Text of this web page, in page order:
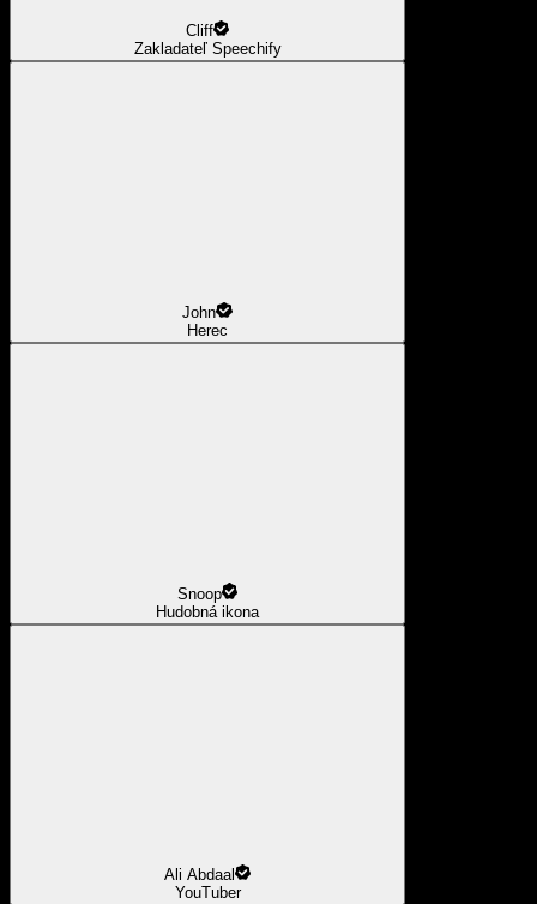
Cliff
Zakladateľ Speechify
John
Herec
Snoop
Hudobná ikona
Ali Abdaal
YouTuber